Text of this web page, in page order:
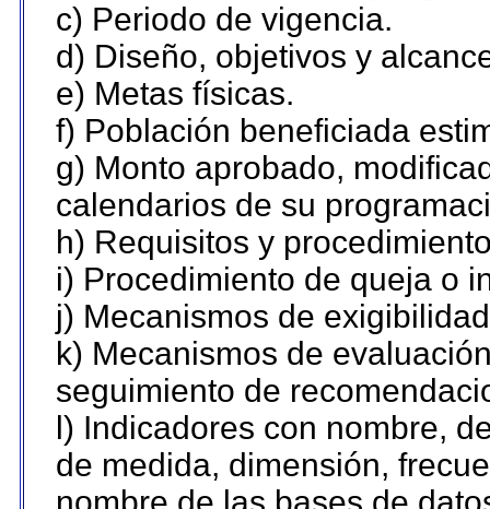
c) Periodo de vigencia.
d) Diseño, objetivos y
e) Metas físicas.
f) Población beneficiada
g) Monto aprobado,
calendarios de su
h) Requisitos y
i) Procedimiento de queja o
j) Mecanismos de
k) Mecanismos de
seguimiento de
l) Indicadores con nombre,
de medida, dimensión,